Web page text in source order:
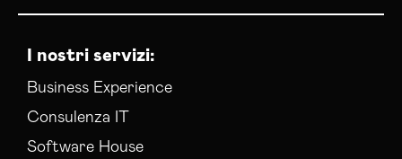
I nostri servizi:
Business Experience
Consulenza IT
Software House